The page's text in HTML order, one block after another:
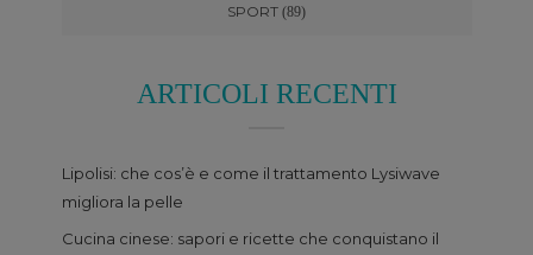
SPORT (89)
ARTICOLI RECENTI
Lipolisi: che cos’è e come il trattamento Lysiwave
migliora la pelle
Cucina cinese: sapori e ricette che conquistano il